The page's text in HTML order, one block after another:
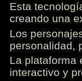
Esta
creando una
Los
personalidad,
La plataforma
interactivo y